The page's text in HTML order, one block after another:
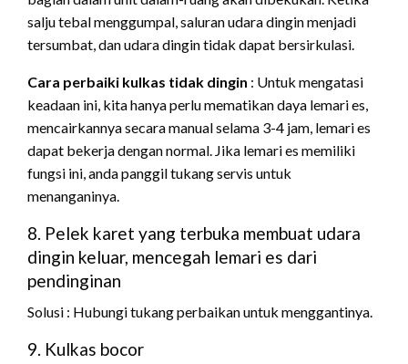
salju tebal menggumpal, saluran udara dingin menjadi
tersumbat, dan udara dingin tidak dapat bersirkulasi.
Cara perbaiki kulkas tidak dingin : Untuk mengatasi
keadaan ini, kita hanya perlu mematikan daya lemari es,
mencairkannya secara manual selama 3-4 jam, lemari es
dapat bekerja dengan normal. Jika lemari es memiliki
fungsi ini, anda panggil tukang servis untuk
menanganinya.
8. Pelek karet yang terbuka membuat udara
dingin keluar, mencegah lemari es dari
pendinginan
Solusi : Hubungi tukang perbaikan untuk menggantinya.
9. Kulkas bocor